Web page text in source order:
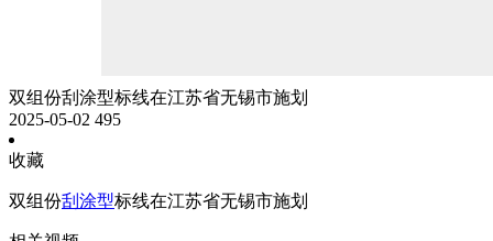
双组份刮涂型标线在江苏省无锡市施划
2025-05-02 495
收藏
双组份刮涂型标线在江苏省无锡市施划